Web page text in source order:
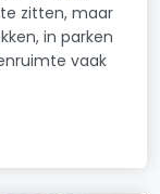
zitten, maar
in parken
vaak